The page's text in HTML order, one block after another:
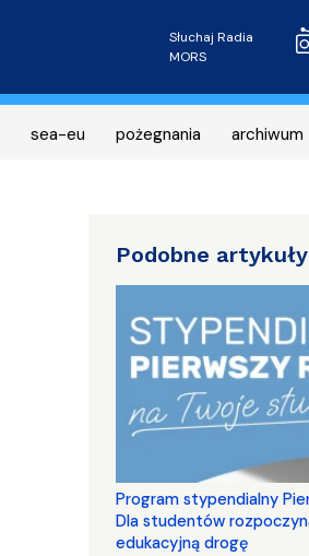
Radio
Słuchaj Radia
MORS
sea-eu pożegnania archiwum
Podobne artykuły
Program stypendialny
Dla studentów
edukacyjną drogę